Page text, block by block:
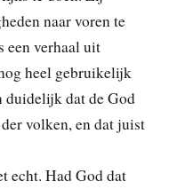
naar voren te
een verhaal uit
heel gebruikelijk
dat de God
volken, en dat juist
echt. Had God dat